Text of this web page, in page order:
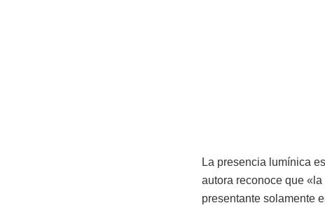
La presencia lumínica
autora reconoce que
presentante solamente